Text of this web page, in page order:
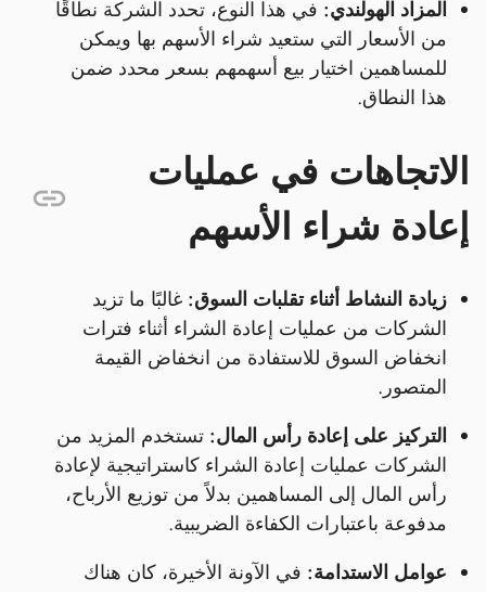
المزاد الهولندي: في هذا النوع، تحدد الشركة نطاقًا
من الأسعار التي ستعيد شراء الأسهم بها ويمكن
للمساهمين اختيار بيع أسهمهم بسعر محدد ضمن
هذا النطاق.
الاتجاهات في عمليات
إعادة شراء الأسهم
زيادة النشاط أثناء تقلبات السوق: غالبًا ما تزيد
الشركات من عمليات إعادة الشراء أثناء فترات
انخفاض السوق للاستفادة من انخفاض القيمة
المتصور.
التركيز على إعادة رأس المال: تستخدم المزيد من
الشركات عمليات إعادة الشراء كاستراتيجية لإعادة
رأس المال إلى المساهمين بدلاً من توزيع الأرباح،
مدفوعة باعتبارات الكفاءة الضريبية.
عوامل الاستدامة: في الآونة الأخيرة، كان هناك